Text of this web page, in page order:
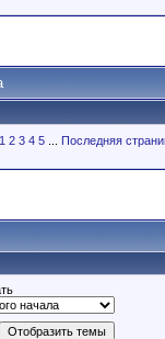
1 2 3 4 5
Последняя